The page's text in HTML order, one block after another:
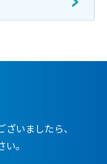
いましたら、
。